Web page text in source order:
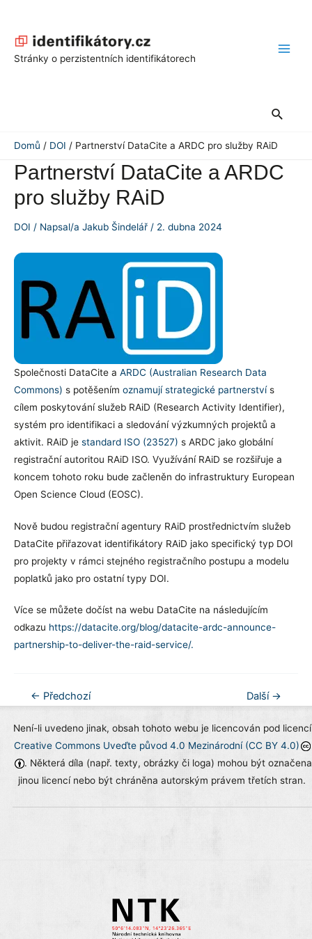
obsah
Stránky o perzistentních identifikátorech
Hledat
Domů DOI Partnerství DataCite a ARDC pro služby RAiD
Partnerství DataCite a ARDC
pro služby RAiD
DOI / Napsal/a Jakub Šindelář / 2. dubna 2024
Společnosti DataCite a ARDC (Australian Research Data
Commons) s potěšením oznamují strategické partnerstvís
cílem poskytování služeb RAiD (Research Activity Identifier),
systém pro identifikaci a sledování výzkumných projektů a
aktivit. RAiD je standard ISO (23527) s ARDC jako globální
registrační autoritou RAiD ISO. Využívání RAiD se rozšiřuje a
koncem tohoto roku bude začleněn do infrastruktury European
Open Science Cloud (EOSC).
Nově budou registrační agentury RAiD prostřednictvím služeb
DataCite přiřazovat identifikátory RAiD jako specifický typ DOI
pro projekty v rámci stejného registračního postupu a modelu
poplatků jako pro ostatní typy DOI.
Více se můžete dočíst na webu DataCite na následujícím
odkazu https://datacite.org/blog/datacite-ardc-announce-
partnership-to-deliver-the-raid-service/.
Navigace
příspěvek
← Předchozí Další →
Není-li uvedeno jinak, obsah tohoto webu je licencován pod licencí
Creative Commons Uveďte původ 4.0 Mezinárodní (CC BY 4.0)
. Některá díla (např. texty, obrázky či loga) mohou být označena
jinou licencí nebo být chráněna autorským právem třetích stran.